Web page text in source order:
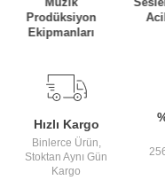
Prodüksiyon
Ekipmanları
Hızlı Kargo
Binlerce Ürün,
Stoktan Aynı Gün
Kargo